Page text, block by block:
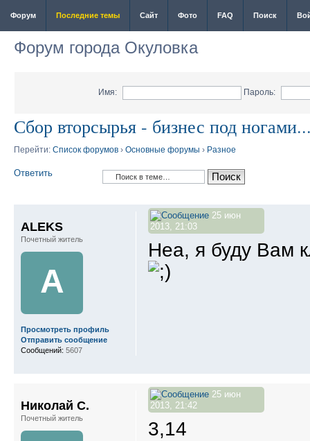
Форум Последние темы Сайт Фото FAQ Поиск
Форум города Окуловка
Имя: Пароль:
Сбор вторсырья - бизнес под
Перейти: Список форумов › Основные форумы › Разное
Ответить
25 июн
2013, 21:03
Неа, я буду Вам
ALEKS
Почетный житель
A
Просмотреть профиль
Отправить сообщение
Сообщений: 5607
25 июн
2013, 21:42
3,14
Николай С.
Почетный житель